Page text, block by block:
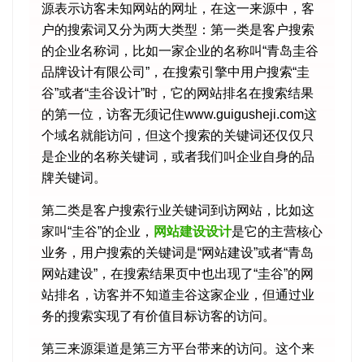
源表示访客未知网站的网址，在这一来源中，客
户的搜索词又分为两大类型：第一类是客户搜索
的企业名称词，比如一家企业的名称叫“青岛圭谷
品牌设计有限公司”，在搜索引擎中用户搜索“圭
谷”或者“圭谷设计”时，它的网站排名在搜索结果
的第一位，访客无须记住www.guigusheji.com这
个域名就能访问，但这个搜索的关键词还仅仅只
是企业的名称关键词，或者我们叫企业自身的品
牌关键词。
第二类是客户搜索行业关键词到访网站，比如这
家叫“圭谷”的企业， 网站建设设计是它的主营核心
业务，用户搜索的关键词是“网站建设”或者“青岛
网站建设”，在搜索结果页中也出现了“圭谷”的网
站排名，访客并不知道圭谷这家企业，但通过业
务的搜索实现了有价值目标访客的访问。
第三来源渠道是第三方平台带来的访问。这个来